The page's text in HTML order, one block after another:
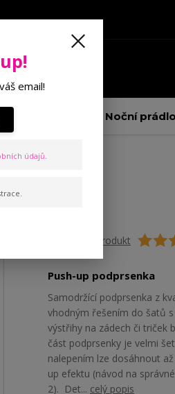
Hledat
Noční prádlo
Ohodnotit produkt
Push-up podprsenka
Samodržící podprsenka z
vhodným řešením do šatů
výstřihy na zádech či triček
část podprsenky je velmi
nalepením lze dosáhnout
up efektu (návod na
2). Det... celý popis
email!
údajů.